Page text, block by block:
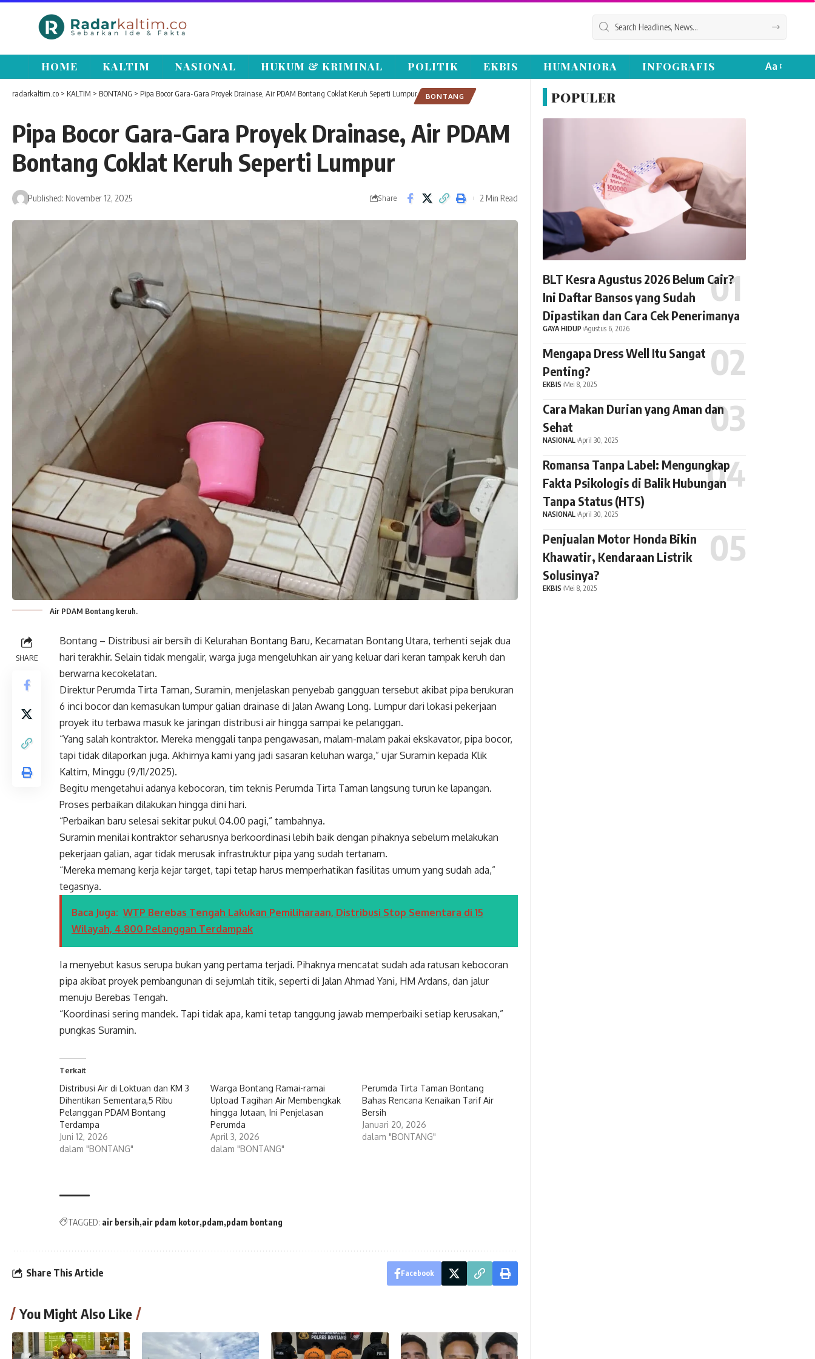
HOME KALTIM NASIONAL HUKUM & KRIMINAL POLITIK EKBIS HUMANIORA INFOGRAFIS Aa
radarkaltim.co > KALTIM > BONTANG > Pipa Bocor Gara-Gara Proyek Drainase, Air PDAM Bontang Coklat Keruh Seperti Lumpur BONTANG
Pipa Bocor Gara-Gara Proyek Drainase, Air PDAM
Bontang Coklat Keruh Seperti Lumpur
Published: November 12, 2025 Share 2 Min Read
Air PDAM Bontang keruh.
SHARE
Bontang – Distribusi air bersih di Kelurahan Bontang Baru, Kecamatan Bontang Utara, terhenti sejak dua
hari terakhir. Selain tidak mengalir, warga juga mengeluhkan air yang keluar dari keran tampak keruh dan
berwarna kecokelatan.
Direktur Perumda Tirta Taman, Suramin, menjelaskan penyebab gangguan tersebut akibat pipa berukuran
6 inci bocor dan kemasukan lumpur galian drainase di Jalan Awang Long. Lumpur dari lokasi pekerjaan
proyek itu terbawa masuk ke jaringan distribusi air hingga sampai ke pelanggan.
“Yang salah kontraktor. Mereka menggali tanpa pengawasan, malam-malam pakai ekskavator, pipa bocor,
tapi tidak dilaporkan juga. Akhirnya kami yang jadi sasaran keluhan warga,” ujar Suramin kepada Klik
Kaltim, Minggu (9/11/2025).
Begitu mengetahui adanya kebocoran, tim teknis Perumda Tirta Taman langsung turun ke lapangan.
Proses perbaikan dilakukan hingga dini hari.
“Perbaikan baru selesai sekitar pukul 04.00 pagi,” tambahnya.
Suramin menilai kontraktor seharusnya berkoordinasi lebih baik dengan pihaknya sebelum melakukan
pekerjaan galian, agar tidak merusak infrastruktur pipa yang sudah tertanam.
“Mereka memang kerja kejar target, tapi tetap harus memperhatikan fasilitas umum yang sudah ada,”
tegasnya.
Baca Juga: WTP Berebas Tengah Lakukan Pemiliharaan, Distribusi Stop Sementara di 15
Wilayah, 4.800 Pelanggan Terdampak
Ia menyebut kasus serupa bukan yang pertama terjadi. Pihaknya mencatat sudah ada ratusan kebocoran
pipa akibat proyek pembangunan di sejumlah titik, seperti di Jalan Ahmad Yani, HM Ardans, dan jalur
menuju Berebas Tengah.
“Koordinasi sering mandek. Tapi tidak apa, kami tetap tanggung jawab memperbaiki setiap kerusakan,”
pungkas Suramin.
Terkait
Distribusi Air di Loktuan dan KM 3
Dihentikan Sementara,5 Ribu
Pelanggan PDAM Bontang
Terdampa
Juni 12, 2026
dalam "BONTANG"
Warga Bontang Ramai-ramai
Upload Tagihan Air Membengkak
hingga Jutaan, Ini Penjelasan
Perumda
April 3, 2026
dalam "BONTANG"
Perumda Tirta Taman Bontang
Bahas Rencana Kenaikan Tarif Air
Bersih
Januari 20, 2026
dalam "BONTANG"
TAGGED: air bersih air pdam kotor pdam pdam bontang
Share This Article Facebook
You Might Also Like
POPULER
BLT Kesra Agustus 2026 Belum Cair?
Ini Daftar Bansos yang Sudah
Dipastikan dan Cara Cek Penerimanya
GAYA HIDUP Agustus 6, 2026
Mengapa Dress Well Itu Sangat
Penting?
EKBIS Mei 8, 2025
Cara Makan Durian yang Aman dan
Sehat
NASIONAL April 30, 2025
Romansa Tanpa Label: Mengungkap
Fakta Psikologis di Balik Hubungan
Tanpa Status (HTS)
NASIONAL April 30, 2025
Penjualan Motor Honda Bikin
Khawatir, Kendaraan Listrik
Solusinya?
EKBIS Mei 8, 2025